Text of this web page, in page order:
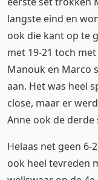
langste eind en
ook die kant op te
met 19-21 toch
Manouk en Marco
aan. Het was heel
close, maar er
Anne ook de derde
Helaas net geen 6-
ook heel tevreden